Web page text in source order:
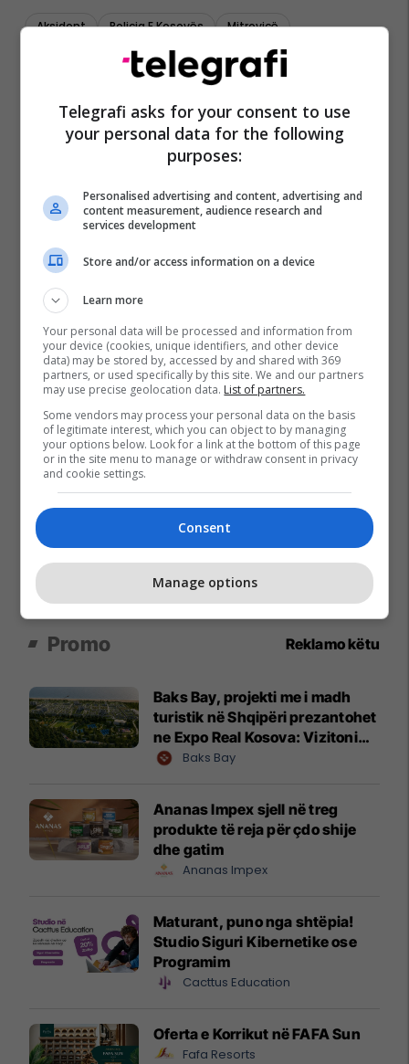
Aksident Policia E Kosovës Mitrovicë
Promo Reklamo këtu
Baks Bay, projekti me i madh
turistik në Shqipëri prezantohet
ne Expo Real Kosova: Vizitoni
shtandin dhe zbuloni
Baks Bay
Ananas Impex sjell në treg
produkte të reja për çdo shije
dhe gatim
Ananas Impex
Maturant, puno nga shtëpia!
Studio Siguri Kibernetike ose
Programim
Cacttus Education
Oferta e Korrikut në FAFA Sun
Fafa Resorts
Telegrafi asks for your consent to use
your personal data for the following
purposes:
Personalised advertising and content, advertising and
content measurement, audience research and
services development
Store and/or access information on a device
Learn more
Your personal data will be processed and information from
your device (cookies, unique identifiers, and other device
data) may be stored by, accessed by and shared with 369
partners, or used specifically by this site. We and our partners
may use precise geolocation data. List of partners.
Some vendors may process your personal data on the basis
of legitimate interest, which you can object to by managing
your options below. Look for a link at the bottom of this page
or in the site menu to manage or withdraw consent in privacy
and cookie settings.
Consent
Manage options